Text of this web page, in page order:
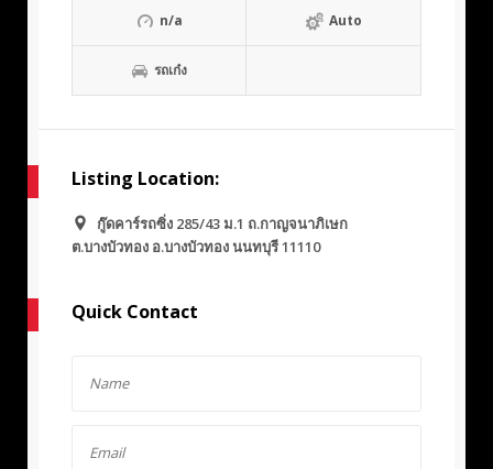
n/a Auto
รถเก๋ง
Listing Location:
กู๊ดคาร์รถซิ่ง 285/43 ม.1 ถ.กาญจนาภิเษก
ต.บางบัวทอง อ.บางบัวทอง นนทบุรี 11110
Quick Contact